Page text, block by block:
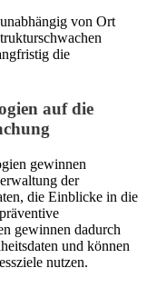
von Ort
die
auf die
gewinnen
der
die Einblicke in die
gewinnen dadurch
und können
nutzen.